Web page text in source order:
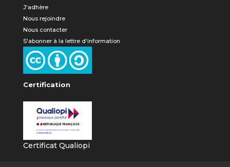
J'adhère
Nous rejoindre
Nous contacter
S'abonner à la lettre d'information
Certification
Certificat Qualiopi